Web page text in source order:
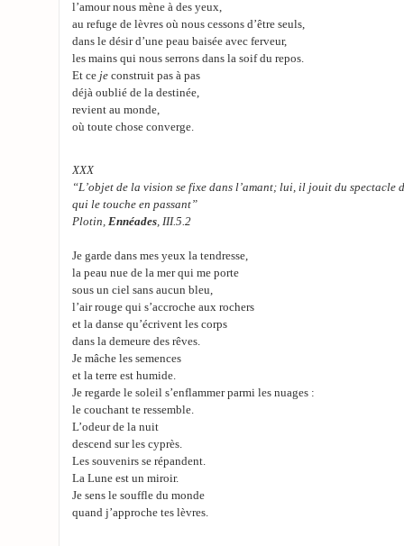
l’amour nous mène à des yeux,
au refuge de lèvres où nous cessons d’être seuls,
dans le désir d’une peau baisée avec ferveur,
les mains qui nous serrons dans la soif du repos.
Et ce je construit pas à pas
déjà oublié de la destinée,
revient au monde,
où toute chose converge.
XXX
“L’objet de la vision se fixe dans l’amant; lui, il jouit du spectacle
qui le touche en passant”
Plotin, Ennéades, III.5.2
Je garde dans mes yeux la tendresse,
la peau nue de la mer qui me porte
sous un ciel sans aucun bleu,
l’air rouge qui s’accroche aux rochers
et la danse qu’écrivent les corps
dans la demeure des rêves.
Je mâche les semences
et la terre est humide.
Je regarde le soleil s’enflammer parmi les nuages :
le couchant te ressemble.
L’odeur de la nuit
descend sur les cyprès.
Les souvenirs se répandent.
La Lune est un miroir.
Je sens le souffle du monde
quand j’approche tes lèvres.